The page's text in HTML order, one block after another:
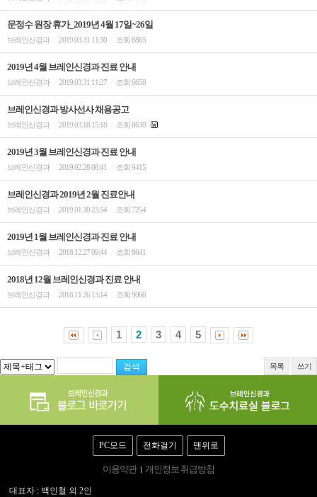
문정수 원장 휴가_2019년 4월 17일~26일
브레인신경과 2019.03.31 11:30 조회 6865
2019년 4월 브레인신경과 진료 안내
브레인신경과 2019.03.31 11:27 조회 6658
브레인신경과 방사선사 채용공고
브레인신경과 2019.03.18 15:18 조회 8630
2019년 3월 브레인신경과 진료 안내
브레인신경과 2019.02.28 08:41 조회 9415
브레인신경과 2019년 2월 진료안내
브레인신경과 2019.01.30 23:54 조회 7254
2019년 1월 브레인신경과 진료 안내
브레인신경과 2018.12.27 09:44 조회 8641
2018년 12월 브레인신경과 진료 안내
브레인신경과 2018.11.26 13:14 조회 9066
1 2 3 4 5
목록 쓰기
PC모드 전화걸기 맨위로
이용약관 개인정보 취급방침
대표자 : 백인철 외 2인